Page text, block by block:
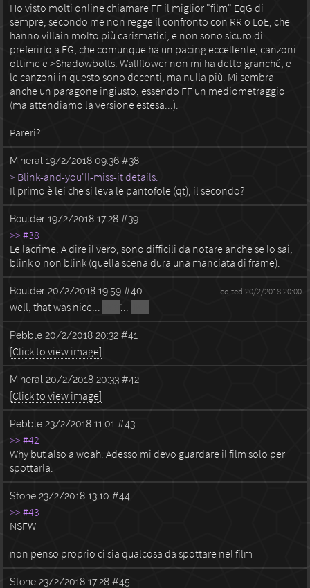
Ho visto molti online chiamare FF il miglior "film" EqG di
sempre; secondo me non regge il confronto con RR o LoE, che
hanno villain molto più carismatici, e non sono sicuro di
preferirlo a FG, che comunque ha un pacing eccellente, canzoni
ottime e >Shadowbolts. Wallflower non mi ha detto granché, e
le canzoni in questo sono decenti, ma nulla più. Mi sembra
anche un paragone ingiusto, essendo FF un mediometraggio
(ma attendiamo la versione estesa...).
Pareri?
Mineral 19/2/2018 09:36 #38
> Blink-and-you'll-miss-it details.
Il primo è lei che si leva le pantofole (qt), il secondo?
Boulder 19/2/2018 17:28 #39
>> #38
Le lacrime. A dire il vero, sono difficili da notare anche se lo sai,
blink o non blink (quella scena dura una manciata di frame).
Boulder 20/2/2018 19:59 #40 edited 20/2/2018 20:00
well, that was nice... NOT...
Pebble 20/2/2018 20:32 #41
[Click to view image]
Mineral 20/2/2018 20:33 #42
[Click to view image]
Pebble 23/2/2018 11:01 #43
>> #42
Why but also a woah. Adesso mi devo guardare il film solo per
spottarla.
Stone 23/2/2018 13:10 #44
>> #43
NSFW
non penso proprio ci sia qualcosa da spottare nel film
Stone 23/2/2018 17:28 #45